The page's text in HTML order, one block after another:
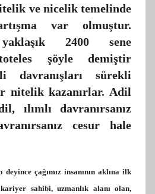
ve nicelik temelinde
var olmuştur.
2400 sene
şöyle demiştir
davranışları sürekli
nitelik kazanırlar. Adil
ılımlı davranırsanız
cesur hale
çağımız insanının aklına ilk
sahibi, uzmanlık alanı olan,